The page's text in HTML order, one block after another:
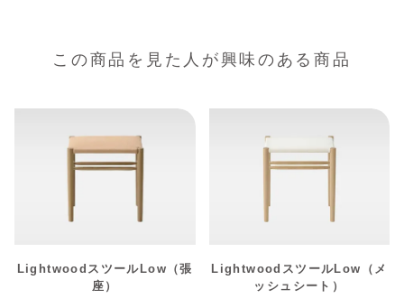
この商品を見た人が興味のある商品
LightwoodスツールLow（張
座）
LightwoodスツールLow（メ
ッシュシート）